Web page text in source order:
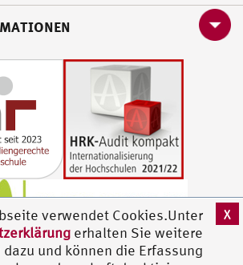
verwendet Cookies.Unter
erhalten Sie weitere
und können die Erfassung
X